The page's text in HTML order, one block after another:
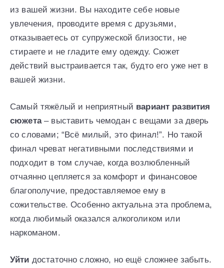
из вашей жизни. Вы находите себе новые
увлечения, проводите время с друзьями,
отказываетесь от супружеской близости, не
стираете и не гладите ему одежду. Сюжет
действий выстраивается так, будто его уже нет в
вашей жизни.
Самый тяжёлый и неприятный вариант развития
сюжета– выставить чемодан с вещами за дверь
со словами; “Всё милый, это финал!”. Но такой
финал чреват негативными последствиями и
подходит в том случае, когда возлюбленный
отчаянно цепляется за комфорт и финансовое
благополучие, предоставляемое ему в
сожительстве. Особенно актуальна эта проблема,
когда любимый оказался алкоголиком или
наркоманом.
Уйти достаточно сложно, но ещё сложнее забыть.